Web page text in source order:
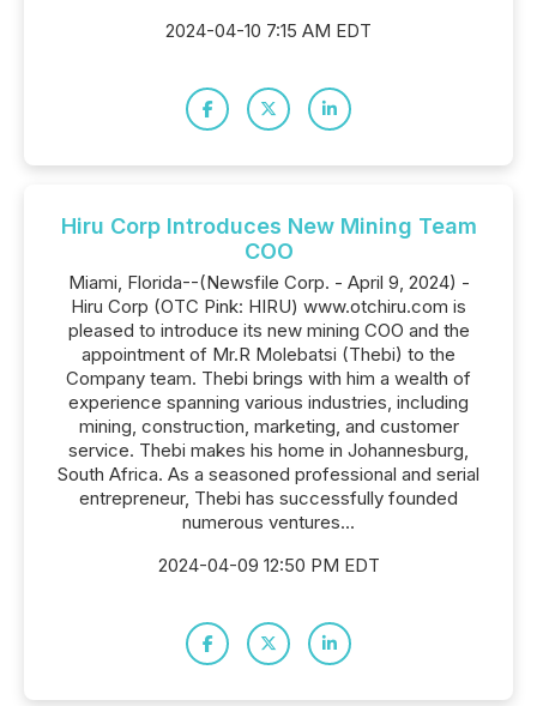
2024-04-10 7:15 AM EDT
Hiru Corp Introduces New Mining Team
COO
Miami, Florida--(Newsfile Corp. - April 9, 2024) -
Hiru Corp (OTC Pink: HIRU) www.otchiru.com is
pleased to introduce its new mining COO and the
appointment of Mr.R Molebatsi (Thebi) to the
Company team. Thebi brings with him a wealth of
experience spanning various industries, including
mining, construction, marketing, and customer
service. Thebi makes his home in Johannesburg,
South Africa. As a seasoned professional and serial
entrepreneur, Thebi has successfully founded
numerous ventures...
2024-04-09 12:50 PM EDT